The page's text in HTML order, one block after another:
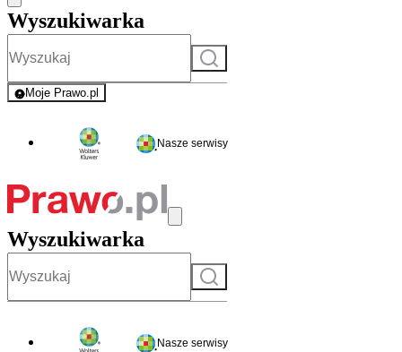
Wyszukiwarka
Szukaj
Moje Prawo.pl
- rejestracja i logowanie do serwisu
Nasze serwisy
Wyszukiwarka
Szukaj
Nasze serwisy